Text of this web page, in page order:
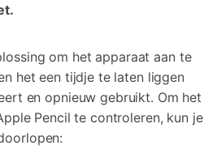
om het apparaat aan te
het een tijdje te laten liggen
en opnieuw gebruikt. Om het
Pencil te controleren, kun je